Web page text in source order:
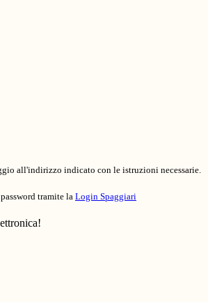
all'indirizzo indicato con le istruzioni necessarie.
tramite la Login Spaggiari